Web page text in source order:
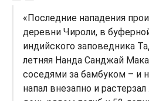
«Последние нападения
деревни Чироли, в
индийского заповедника
летняя Нанда Санджай
соседями за бамбуком – и
напал внезапно и